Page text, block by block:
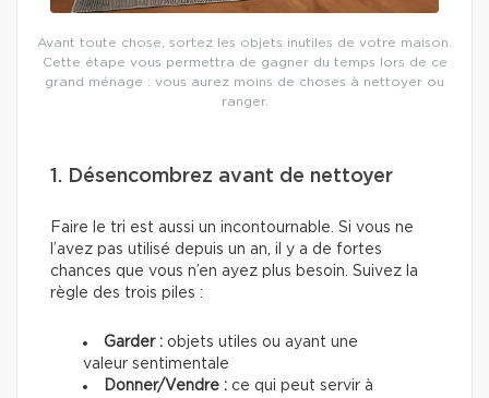
Avant toute chose, sortez les objets inutiles de votre maison.
Cette étape vous permettra de gagner du temps lors de ce
grand ménage : vous aurez moins de choses à nettoyer ou
ranger.
1. Désencombrez avant de nettoyer
Faire le tri est aussi un incontournable. Si vous ne
l’avez pas utilisé depuis un an, il y a de fortes
chances que vous n’en ayez plus besoin. Suivez la
règle des trois piles :
Garder : objets utiles ou ayant une
valeur sentimentale
Donner/Vendre : ce qui peut servir à